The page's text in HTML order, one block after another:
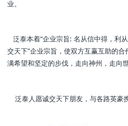
业。
泛泰本着“企业宗旨: 名从信中得，利
交天下”企业宗旨，使双方互赢互助的
满希望和坚定的步伐，走向神州，走向世
泛泰人愿诚交天下朋友，与各路英豪